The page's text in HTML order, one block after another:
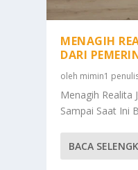
MENAGIH
DARI
oleh mimin1
Menagih Realita
Sampai Saat Ini
BACA